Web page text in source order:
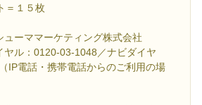
＝１５枚
ューママーケティング株式会社
ヤル：0120-03-1048／ナビダイヤ
IP電話・携帯電話からのご利用の場